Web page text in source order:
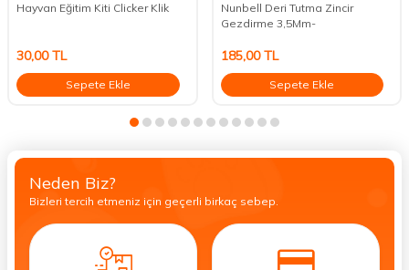
Hayvan Eğitim Kiti Clicker Klik
30,00TL
Sepete Ekle
Nunbell Deri Tutma Zincir
Gezdirme 3,5Mm-
185,00TL
Sepete Ekle
Neden Biz?
Bizleri tercih etmeniz için geçerli birkaç sebep.